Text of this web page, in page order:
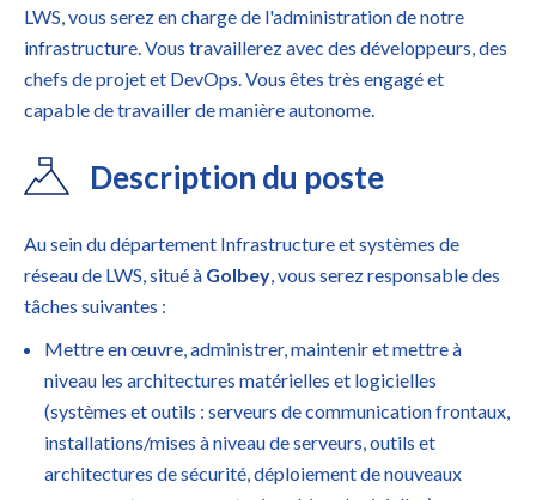
LWS, vous serez en charge de l'administration de notre
infrastructure. Vous travaillerez avec des développeurs, des
chefs de projet et DevOps. Vous êtes très engagé et
capable de travailler de manière autonome.
Description du poste
Au sein du département Infrastructure et systèmes de
réseau de LWS, situé à Golbey , vous serez responsable des
tâches suivantes :
Mettre en œuvre, administrer, maintenir et mettre à
niveau les architectures matérielles et logicielles
(systèmes et outils : serveurs de communication frontaux,
installations/mises à niveau de serveurs, outils et
architectures de sécurité, déploiement de nouveaux